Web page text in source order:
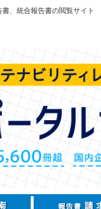
、統合報告書の閲覧サイト